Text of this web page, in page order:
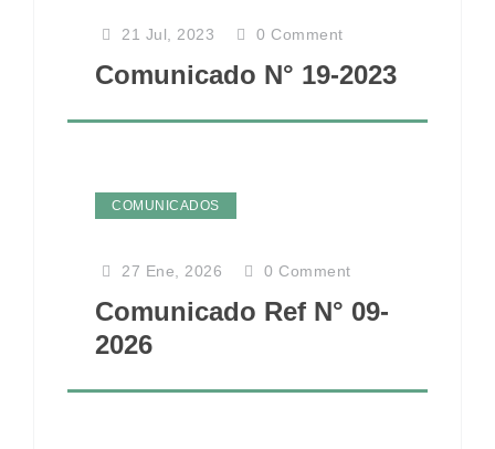
21 Jul, 2023 0 Comment
Comunicado N° 19-2023
COMUNICADOS
27 Ene, 2026 0 Comment
Comunicado Ref N° 09-
2026